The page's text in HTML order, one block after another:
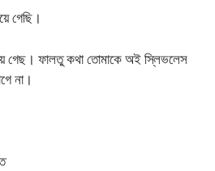
গেছি।
গেছ। ফালতু কথা তোমাকে অই স্লিভলেস
না।